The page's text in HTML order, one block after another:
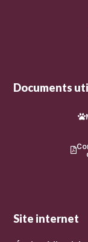
Documents
Site internet